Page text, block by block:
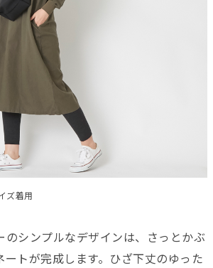
ズ着用
のシンプルなデザインは、さっとかぶ
ートが完成します。ひざ下丈のゆった